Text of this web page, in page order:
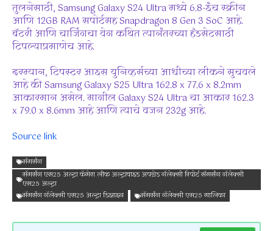
तुलनेसाठी, Samsung Galaxy S24 Ultra मध्ये 6.8-इंच स्क्रीन
आणि 12GB RAM सपोर्टसह Snapdragon 8 Gen 3 SoC आहे.
बॅटरी आणि चार्जिंगचा वेग कथित त्यानंतरच्या हँडसेटसाठी
टिपल्याप्रमाणेच आहे.
दरम्यान, टिपस्टर आइस युनिव्हर्सच्या आधीच्या लीकने सुचवले
आहे की Samsung Galaxy S25 Ultra 162.8 x 77.6 x 8.2mm
आकारमान असेल. मागील Galaxy S24 Ultra चा आकार 162.3
x 79.0 x 8.6mm आहे आणि त्याचे वजन 232g आहे.
Source link
सॅमसंग
सॅमसंग एस25 अल्ट्रा कॅमेरा लीक अल्ट्रावाइड अपग्रेड गॅलेक्सी रिपोर्ट सॅमसंग गॅलेक्सी
एस25 अल्ट्रा
सॅमसंग गॅलेक्सी एस25 अल्ट्रा डिझाइन
सॅमसंग गॅलेक्सी एस25 मालिका